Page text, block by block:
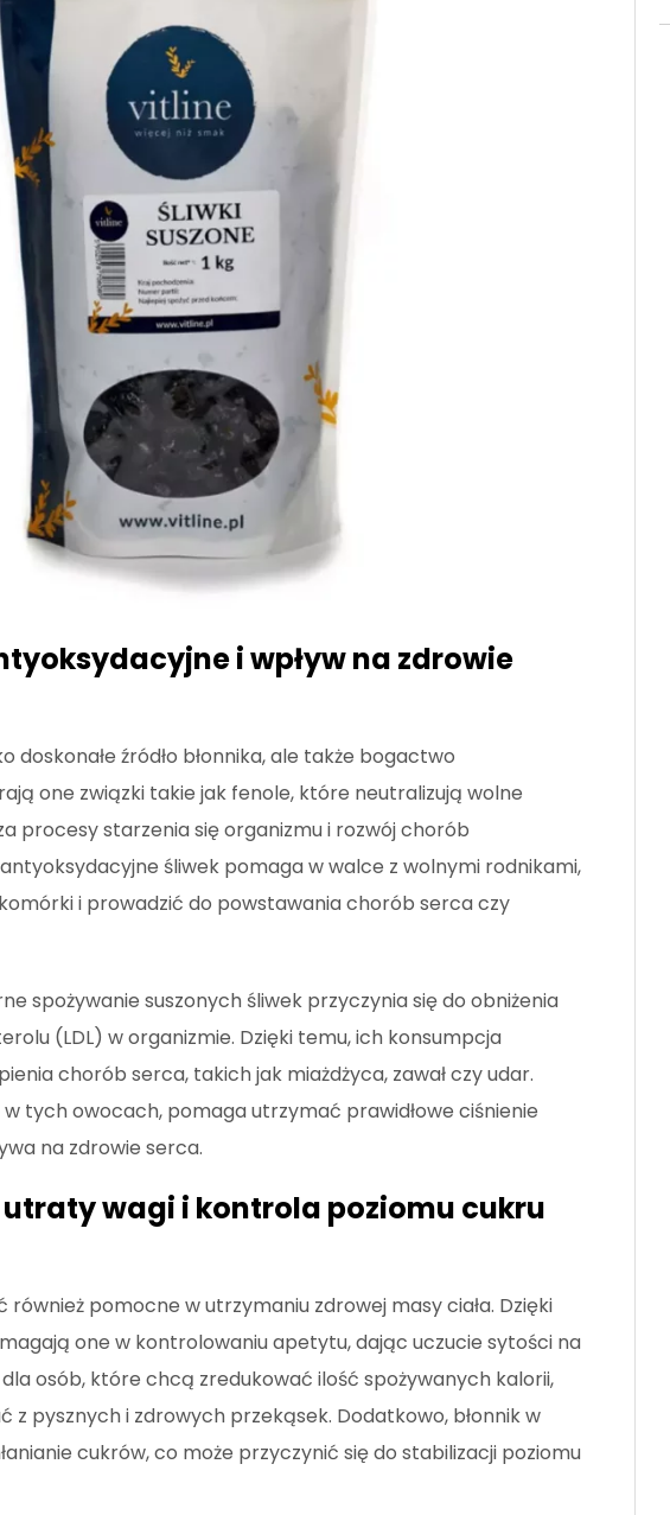
i wpływ na zdrowie
doskonałe źródło błonnika, ale także bogactwo
one związki takie jak fenole, które neutralizują wolne
procesy starzenia się organizmu i rozwój chorób
antyoksydacyjne śliwek pomaga w walce z wolnymi rodnikami,
i prowadzić do powstawania chorób serca czy
spożywanie suszonych śliwek przyczynia się do obniżenia
(LDL) w organizmie. Dzięki temu, ich konsumpcja
chorób serca, takich jak miażdżyca, zawał czy udar.
w tych owocach, pomaga utrzymać prawidłowe ciśnienie
na zdrowie serca.
wagi i kontrola poziomu cukru
również pomocne w utrzymaniu zdrowej masy ciała. Dzięki
one w kontrolowaniu apetytu, dając uczucie sytości na
dla osób, które chcą zredukować ilość spożywanych kalorii,
z pysznych i zdrowych przekąsek. Dodatkowo, błonnik w
cukrów, co może przyczynić się do stabilizacji poziomu